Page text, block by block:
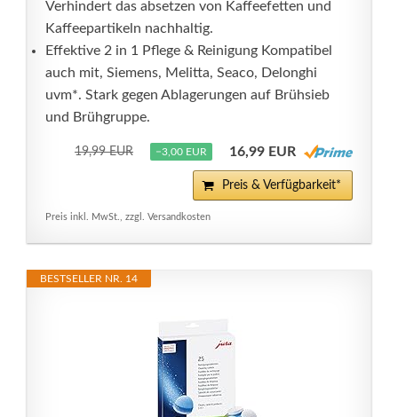
Verhindert das absetzen von Kaffeefetten und
Kaffeepartikeln nachhaltig.
Effektive 2 in 1 Pflege & Reinigung Kompatibel
auch mit, Siemens, Melitta, Seaco, Delonghi
uvm*. Stark gegen Ablagerungen auf Brühsieb
und Brühgruppe.
19,99 EUR −3,00 EUR 16,99 EUR
Preis & Verfügbarkeit*
Preis inkl. MwSt., zzgl. Versandkosten
BESTSELLER NR. 14